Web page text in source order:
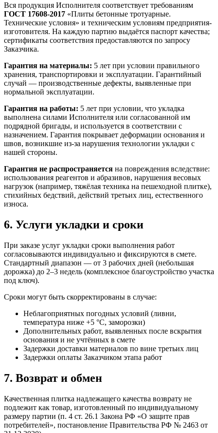
Вся продукция Исполнителя соответствует требованиям
ГОСТ 17608-2017 «Плиты бетонные тротуарные.
Технические условия» и техническим условиям предприятия-
изготовителя. На каждую партию выдаётся паспорт качества;
сертификаты соответствия предоставляются по запросу
Заказчика.
Гарантия на материалы: 5 лет при условии правильного
хранения, транспортировки и эксплуатации. Гарантийный
случай — производственные дефекты, выявленные при
нормальной эксплуатации.
Гарантия на работы: 5 лет при условии, что укладка
выполнена силами Исполнителя или согласованной им
подрядной бригады, и используется в соответствии с
назначением. Гарантия покрывает деформации основания и
швов, возникшие из-за нарушения технологии укладки с
нашей стороны.
Гарантия не распространяется на повреждения вследствие:
использования реагентов и абразивов, нарушения весовых
нагрузок (например, тяжёлая техника на пешеходной плитке),
стихийных бедствий, действий третьих лиц, естественного
износа.
6. Услуги укладки и сроки
При заказе услуг укладки сроки выполнения работ
согласовываются индивидуально и фиксируются в смете.
Стандартный диапазон — от 3 рабочих дней (небольшая
дорожка) до 2–3 недель (комплексное благоустройство участка
под ключ).
Сроки могут быть скорректированы в случае:
Неблагоприятных погодных условий (ливни,
температура ниже +5 °C, заморозки)
Дополнительных работ, выявленных после вскрытия
основания и не учтённых в смете
Задержки доставки материалов по вине третьих лиц
Задержки оплаты Заказчиком этапа работ
7. Возврат и обмен
Качественная плитка надлежащего качества возврату не
подлежит как товар, изготовленный по индивидуальному
размеру партии (п. 4 ст. 26.1 Закона РФ «О защите прав
потребителей», постановление Правительства РФ № 2463 от